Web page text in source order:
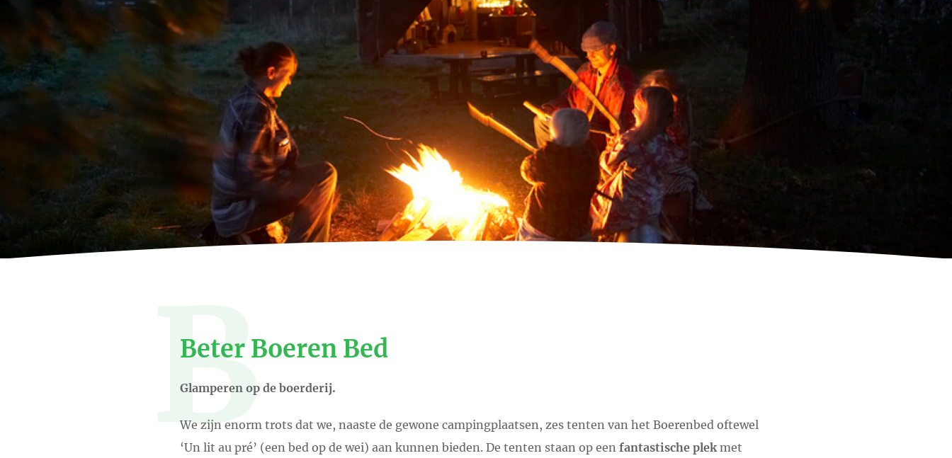
B
Beter Boeren Bed
Glamperen op de boerderij.
We zijn enorm trots dat we, naaste de gewone campingplaatsen, zes tenten van het Boerenbed oftewel
‘Un lit au pré’ (een bed op de wei) aan kunnen bieden. De tenten staan op een fantastische plekmet